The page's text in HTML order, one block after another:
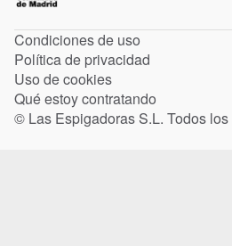
Condiciones de uso
Política de privacidad
Uso de cookies
Qué estoy contratando
© Las Espigadoras S.L. Todos